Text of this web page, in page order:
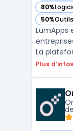
80%
— voir
50%
— voir
LumApps
La
Plus d’infos